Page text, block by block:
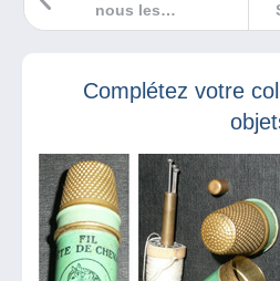
nous les
singeries !
Complétez votre